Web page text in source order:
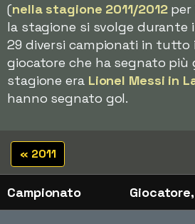
(nella stagione 2011/2012per
la stagione si svolge durante
29 diversi campionati in tutto
giocatore che ha segnato più
stagione era Lionel Messi in
hanno segnato gol.
« 2011
Campionato